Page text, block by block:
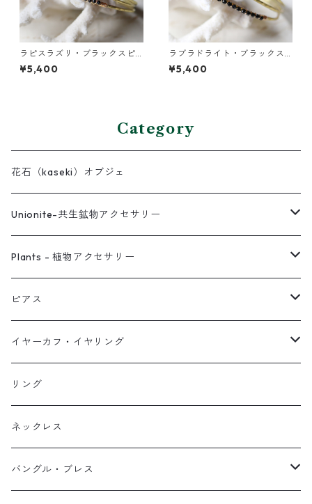
ラピスラズリ・ブラックスピ
ネル・パールの3連バングル
¥5,400
ラブラドライト・ブラックス
ピネル・パールの3連バングル
¥5,400
Category
花石（kaseki）オブジェ
Unionite-共生鉱物アクセサリー
ピアス
ネックレス
イヤーカフ
イヤリング
Plants - 植物アクセサリー
ピアス
ネックレス
リング
ブレス
オブジェ
ピアス
スタッド・一粒
フック・ぶら下がり
フープ
イヤーカフ・イヤリング
原石イヤーカフ
植物イヤーカフ
ぶら下がりイヤーカフ
リング
ネックレス
バングル・ブレス